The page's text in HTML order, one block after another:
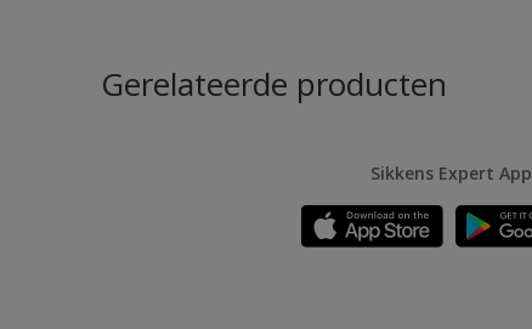
Gerelateerde producten
Sikkens Expert App